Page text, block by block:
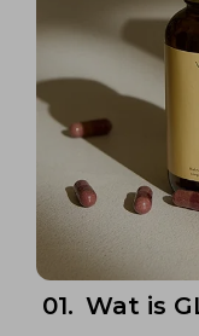
01. Wat is